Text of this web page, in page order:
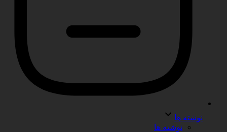
نوشته ها
نوشته ها